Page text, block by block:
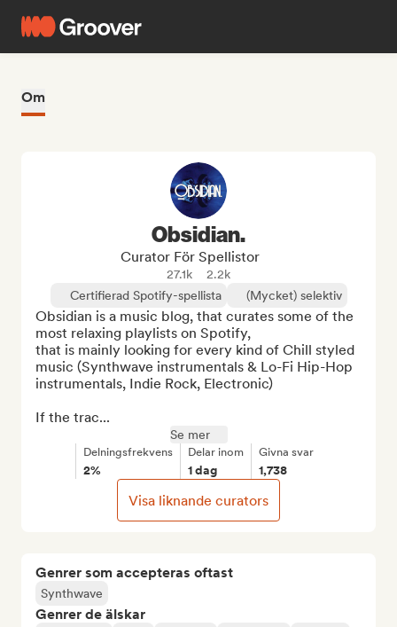
Om
Genrer som accepteras oftast
Synthwave
Genrer de älskar
Obsidian.
Curator För Spellistor
27.1k
2.2k
Certifierad Spotify-spellista
(Mycket) selektiv
Obsidian is a music blog, that curates some of the
most relaxing playlists on Spotify,
that is mainly looking for every kind of Chill styled
music (Synthwave instrumentals & Lo-Fi Hip-Hop
instrumentals, Indie Rock, Electronic)
If the trac...
Se mer
Delningsfrekvens
2%
Delar inom
1 dag
Givna svar
1,738
Visa liknande curators